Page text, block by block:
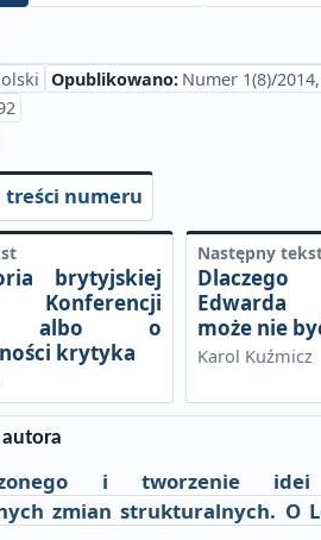
Opublikowano: Numer 1(8)/
treści numeru
brytyjskiej
Konferencji
albo o
krytyka
Następny
Edwarda
może nie
Karol Kuźmicz
autora
i tworzenie
zmian strukturalnych. O